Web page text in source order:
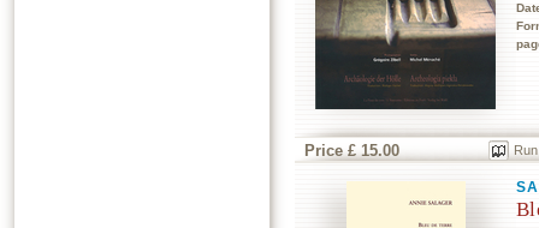
Price £ 15.00